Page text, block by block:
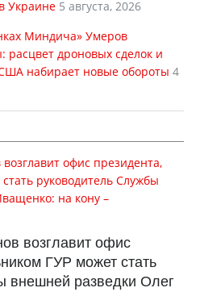
Украине 5 августа, 2026
Миндича» Умеров
расцвет дроновых сделок и
набирает новые обороты 4
возглавит офис
ГУР может стать
внешней разведки Олег